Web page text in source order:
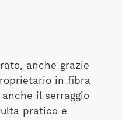
anche grazie
in fibra
il serraggio
pratico e